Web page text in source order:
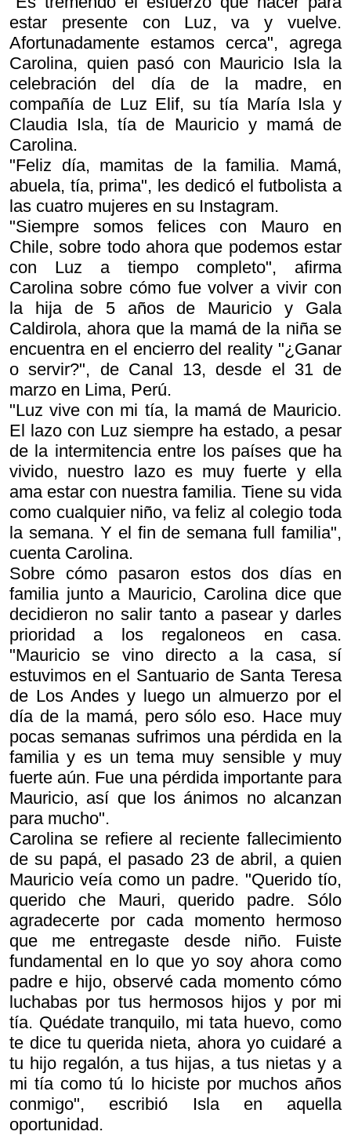
estar presente con Luz, va y vuelve.
Afortunadamente estamos cerca", agrega
Carolina, quien pasó con Mauricio Isla la
celebración del día de la madre, en
compañía de Luz Elif, su tía María Isla y
Claudia Isla, tía de Mauricio y mamá de
Carolina.
"Feliz día, mamitas de la familia. Mamá,
abuela, tía, prima", les dedicó el futbolista a
las cuatro mujeres en su Instagram.
"Siempre somos felices con Mauro en
Chile, sobre todo ahora que podemos estar
con Luz a tiempo completo", afirma
Carolina sobre cómo fue volver a vivir con
la hija de 5 años de Mauricio y Gala
Caldirola, ahora que la mamá de la niña se
encuentra en el encierro del reality "¿Ganar
o servir?", de Canal 13, desde el 31 de
marzo en Lima, Perú.
"Luz vive con mi tía, la mamá de Mauricio.
El lazo con Luz siempre ha estado, a pesar
de la intermitencia entre los países que ha
vivido, nuestro lazo es muy fuerte y ella
ama estar con nuestra familia. Tiene su vida
como cualquier niño, va feliz al colegio toda
la semana. Y el fin de semana full familia",
cuenta Carolina.
Sobre cómo pasaron estos dos días en
familia junto a Mauricio, Carolina dice que
decidieron no salir tanto a pasear y darles
prioridad a los regaloneos en casa.
"Mauricio se vino directo a la casa, sí
estuvimos en el Santuario de Santa Teresa
de Los Andes y luego un almuerzo por el
día de la mamá, pero sólo eso. Hace muy
pocas semanas sufrimos una pérdida en la
familia y es un tema muy sensible y muy
fuerte aún. Fue una pérdida importante para
Mauricio, así que los ánimos no alcanzan
para mucho".
Carolina se refiere al reciente fallecimiento
de su papá, el pasado 23 de abril, a quien
Mauricio veía como un padre. "Querido tío,
querido che Mauri, querido padre. Sólo
agradecerte por cada momento hermoso
que me entregaste desde niño. Fuiste
fundamental en lo que yo soy ahora como
padre e hijo, observé cada momento cómo
luchabas por tus hermosos hijos y por mi
tía. Quédate tranquilo, mi tata huevo, como
te dice tu querida nieta, ahora yo cuidaré a
tu hijo regalón, a tus hijas, a tus nietas y a
mi tía como tú lo hiciste por muchos años
conmigo", escribió Isla en aquella
oportunidad.